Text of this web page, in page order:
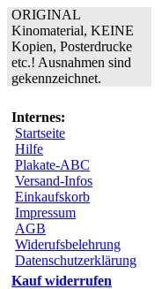
ORIGINAL
Kinomaterial, KEINE
Kopien, Posterdrucke
etc.! Ausnahmen sind
gekennzeichnet.
Internes:
Startseite
Hilfe
Plakate-ABC
Versand-Infos
Einkaufskorb
Impressum
AGB
Widerufsbelehrung
Datenschutzerklärung
Kauf widerrufen